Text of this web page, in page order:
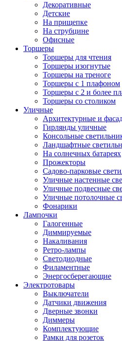
Декоративные
Детские
На прищепке
На струбцине
Офисные
Торшеры
Торшеры для чтения
Торшеры изогнутые
Торшеры на треноге
Торшеры с 1 плафоном
Торшеры с 2 и более
Торшеры со столиком
Уличные
Архитектурные и
Гирлянды уличные
Консольные
Ландшафтные
На солнечных батареях
Прожекторы
Садово-парковые
Уличные настенные
Уличные подвесные
Уличные потолочные
Фонарики
Лампочки
Галогенные
Диммируемые
Накаливания
Ретро-лампы
Светодиодные
Филаментные
Энергосберегающие
Электротовары
Выключатели
Датчики движения
Дверные звонки
Диммеры
Комплектующие
Рамки для розеток